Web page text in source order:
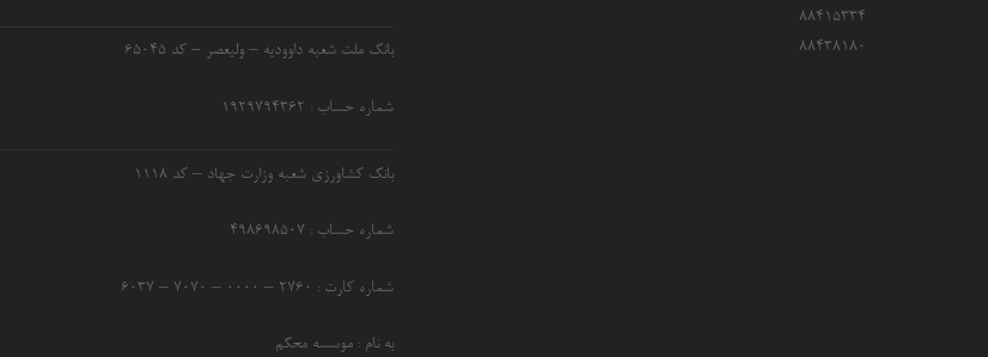
۸۸۴۱۵۳۳۴
۸۸۴۳۸۱۸۰
بانک ملت شعبه داوودیه – ولیعصر – کد ۶۵۰۴۵
شماره حساب : ۱۹۲۹۷۹۴۳۶۲
بانک کشاورزی شعبه وزارت جهاد – کد 1118
شماره حساب : ۴۹۸۶۹۸۵۰۷
شماره کارت : ۲۷۶۰ – ۰۰۰۰ – ۷۰۷۰ – ۶۰۳۷
به نام : موسسه محکم